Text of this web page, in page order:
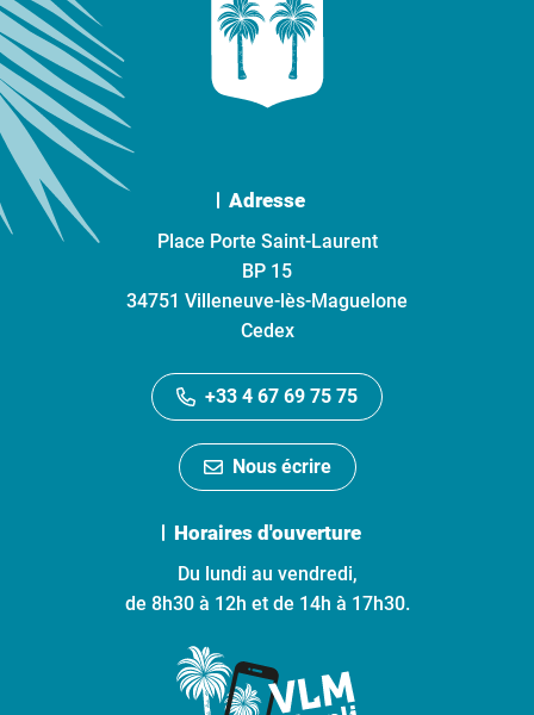
Adresse
Place Porte Saint-Laurent
BP 15
34751 Villeneuve-lès-Maguelone
Cedex
+33 4 67 69 75 75
Nous écrire
Horaires d'ouverture
Du lundi au vendredi,
de 8h30 à 12h et de 14h à 17h30.